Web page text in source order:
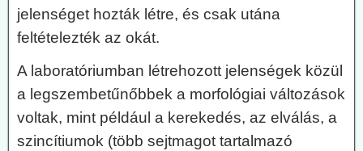
jelenséget hozták létre, és csak utána
feltételezték az okát.
A laboratóriumban létrehozott jelenségek közül
a legszembetűnőbbek a morfológiai változások
voltak, mint például a kerekedés, az elválás, a
szincítiumok (több sejtmagot tartalmazó